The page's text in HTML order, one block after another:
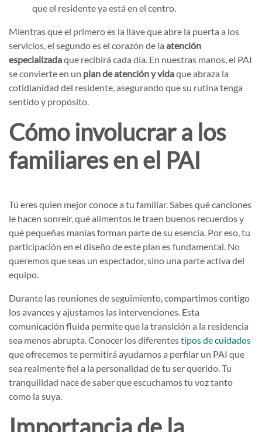
que el residente ya está en el centro.
Mientras que el primero es la llave que abre la puerta a los
servicios, el segundo es el corazón de la atención
especializadaque recibirá cada día. En nuestras manos, el PAI
se convierte en un plan de atención y vidaque abraza la
cotidianidad del residente, asegurando que su rutina tenga
sentido y propósito.
Cómo involucrar a los
familiares en el PAI
Tú eres quien mejor conoce a tu familiar. Sabes qué canciones
le hacen sonreír, qué alimentos le traen buenos recuerdos y
qué pequeñas manías forman parte de su esencia. Por eso, tu
participación en el diseño de este plan es fundamental. No
queremos que seas un espectador, sino una parte activa del
equipo.
Durante las reuniones de seguimiento, compartimos contigo
los avances y ajustamos las intervenciones. Esta
comunicación fluida permite que la transición a la residencia
sea menos abrupta. Conocer los diferentestipos de cuidados
que ofrecemos te permitirá ayudarnos a perfilar un PAI que
sea realmente fiel a la personalidad de tu ser querido. Tu
tranquilidad nace de saber que escuchamos tu voz tanto
como la suya.